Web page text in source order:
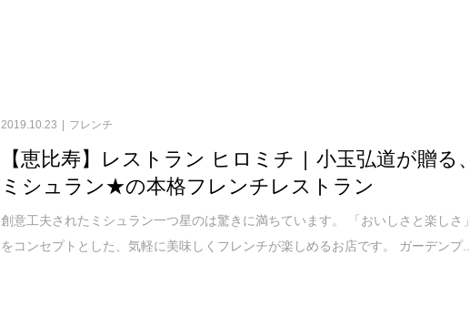
2019.10.23 フレンチ
【恵比寿】レストラン ヒロミチ | 小玉弘道が贈る、
ミシュラン★の本格フレンチレストラン
創意工夫されたミシュラン一つ星のは驚きに満ちています。 「おいしさと楽しさ」
をコンセプトとした、気軽に美味しくフレンチが楽しめるお店です。 ガーデンプ...